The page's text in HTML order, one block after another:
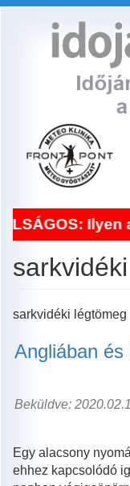
Ilyen
sarkvidéki légtömeg
Angliában
Beküldve:
Egy alacsony
ehhez kapcsolódó